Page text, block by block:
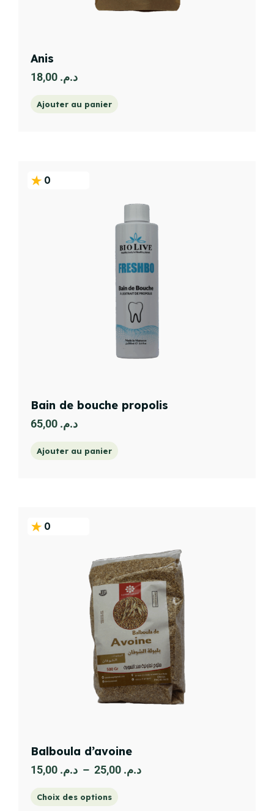
Anis
د.م.
Ajouter au panier
0
Bain de bouche propolis
د.م.
Ajouter au panier
0
Balboula d’avoine
د.م. – د.م.
Choix des options